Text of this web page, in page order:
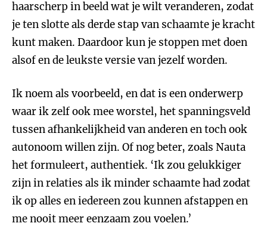
haarscherp in beeld wat je wilt veranderen, zodat
je ten slotte als derde stap van schaamte je kracht
kunt maken. Daardoor kun je stoppen met doen
alsof en de leukste versie van jezelf worden.
Ik noem als voorbeeld, en dat is een onderwerp
waar ik zelf ook mee worstel, het spanningsveld
tussen afhankelijkheid van anderen en toch ook
autonoom willen zijn. Of nog beter, zoals Nauta
het formuleert, authentiek. ‘Ik zou gelukkiger
zijn in relaties als ik minder schaamte had zodat
ik op alles en iedereen zou kunnen afstappen en
me nooit meer eenzaam zou voelen.’